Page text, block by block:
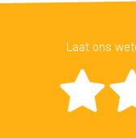
Laat ons